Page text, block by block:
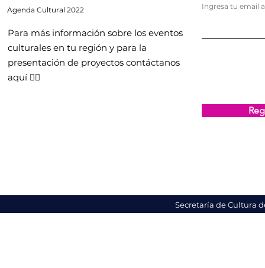
Agenda Cultural 2022
Para más información sobre los eventos
culturales en tu región y para la
presentación de proyectos contáctanos
aquí 👇🏻
Ingresa tu email
Secretaría de Cultura